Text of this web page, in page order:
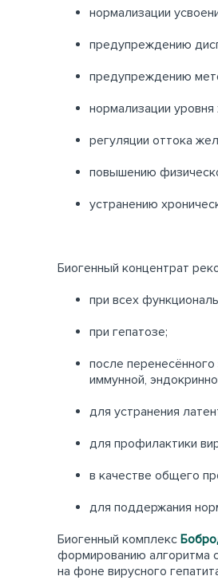
нормализации
предупреждению
предупреждению
нормализации уровня
регуляции оттока
повышению
устранению
Биогенный концентрат
при всех
при гепатозе;
после
иммунной,
для устранения
для профилактики
в качестве общего
для поддержания
Биогенный комплекс
формированию алгоритма
на фоне вирусного